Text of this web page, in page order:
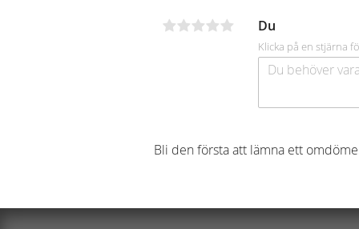
Du
Klicka på en stjärna
Bli den första att lämna ett